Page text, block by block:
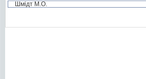
Шмідт М.О.